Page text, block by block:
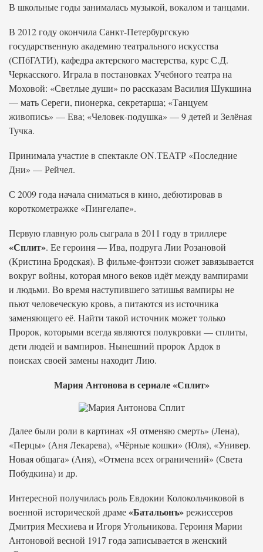
В школьные годы занималась музыкой, вокалом и танцами.
В 2012 году окончила Санкт-Петербургскую
государственную академию театрального искусства
(СПбГАТИ), кафедра актерского мастерства, курс С.Д.
Черкасского. Играла в постановках Учебного театра на
Моховой: «Светлые души» по рассказам Василия Шукшина
— мать Сереги, пионерка, секретарша; «Танцуем
живопись» — Ева; «Человек-подушка» — 9 детей и Зелёная
Тучка.
Принимала участие в спектакле ON.ТЕАТР «Последние
Дни» — Рейчел.
С 2009 года начала сниматься в кино, дебютировав в
короткометражке «Пингелапе».
Первую главную роль сыграла в 2011 году в триллере
«Сплит». Ее героиня — Ива, подруга Лии Розановой
(Кристина Бродская). В фильме-фэнтэзи сюжет завязывается
вокруг войны, которая много веков идёт между вампирами
и людьми. Во время наступившего затишья вампиры не
пьют человеческую кровь, а питаются из источника
заменяющего её. Найти такой источник может только
Пророк, которыми всегда являются полукровки — сплиты,
дети людей и вампиров. Нынешний пророк Ардок в
поисках своей замены находит Лию.
Мария Антонова в сериале «Сплит»
Далее были роли в картинах «Я отменяю смерть» (Лена),
«Перцы» (Аня Лекарева), «Чёрные кошки» (Юля), «Универ.
Новая общага» (Аня), «Отмена всех ограничений» (Света
Побудкина) и др.
Интересной получилась роль Евдокии Колокольчиковой в
военной исторической драме«Батальонъ»режиссеров
Дмитрия Месхиева и Игоря Угольникова. Героиня Марии
Антоновой весной 1917 года записывается в женский